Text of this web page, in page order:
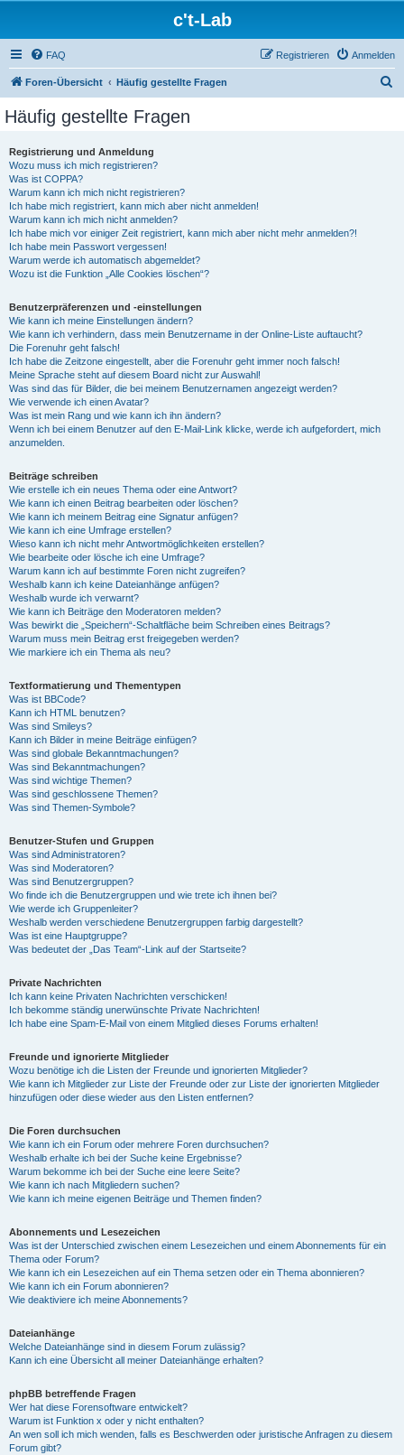
c't-Lab
FAQ Anmelden
Registrieren
Foren-Übersicht Häufig gestellte Fragen
Häufig gestellte Fragen
Registrierung und Anmeldung
Wozu muss ich mich registrieren?
Was ist COPPA?
Warum kann ich mich nicht registrieren?
Ich habe mich registriert, kann mich aber nicht anmelden!
Warum kann ich mich nicht anmelden?
Ich habe mich vor einiger Zeit registriert, kann mich aber nicht mehr anmelden?!
Ich habe mein Passwort vergessen!
Warum werde ich automatisch abgemeldet?
Wozu ist die Funktion „Alle Cookies löschen“?
Benutzerpräferenzen und -einstellungen
Wie kann ich meine Einstellungen ändern?
Wie kann ich verhindern, dass mein Benutzername in der Online-Liste auftaucht?
Die Forenuhr geht falsch!
Ich habe die Zeitzone eingestellt, aber die Forenuhr geht immer noch falsch!
Meine Sprache steht auf diesem Board nicht zur Auswahl!
Was sind das für Bilder, die bei meinem Benutzernamen angezeigt werden?
Wie verwende ich einen Avatar?
Was ist mein Rang und wie kann ich ihn ändern?
Wenn ich bei einem Benutzer auf den E-Mail-Link klicke, werde ich aufgefordert, mich
anzumelden.
Beiträge schreiben
Wie erstelle ich ein neues Thema oder eine Antwort?
Wie kann ich einen Beitrag bearbeiten oder löschen?
Wie kann ich meinem Beitrag eine Signatur anfügen?
Wie kann ich eine Umfrage erstellen?
Wieso kann ich nicht mehr Antwortmöglichkeiten erstellen?
Wie bearbeite oder lösche ich eine Umfrage?
Warum kann ich auf bestimmte Foren nicht zugreifen?
Weshalb kann ich keine Dateianhänge anfügen?
Weshalb wurde ich verwarnt?
Wie kann ich Beiträge den Moderatoren melden?
Was bewirkt die „Speichern“-Schaltfläche beim Schreiben eines Beitrags?
Warum muss mein Beitrag erst freigegeben werden?
Wie markiere ich ein Thema als neu?
Textformatierung und Thementypen
Was ist BBCode?
Kann ich HTML benutzen?
Was sind Smileys?
Kann ich Bilder in meine Beiträge einfügen?
Was sind globale Bekanntmachungen?
Was sind Bekanntmachungen?
Was sind wichtige Themen?
Was sind geschlossene Themen?
Was sind Themen-Symbole?
Benutzer-Stufen und Gruppen
Was sind Administratoren?
Was sind Moderatoren?
Was sind Benutzergruppen?
Wo finde ich die Benutzergruppen und wie trete ich ihnen bei?
Wie werde ich Gruppenleiter?
Weshalb werden verschiedene Benutzergruppen farbig dargestellt?
Was ist eine Hauptgruppe?
Was bedeutet der „Das Team“-Link auf der Startseite?
Private Nachrichten
Ich kann keine Privaten Nachrichten verschicken!
Ich bekomme ständig unerwünschte Private Nachrichten!
Ich habe eine Spam-E-Mail von einem Mitglied dieses Forums erhalten!
Freunde und ignorierte Mitglieder
Wozu benötige ich die Listen der Freunde und ignorierten Mitglieder?
Wie kann ich Mitglieder zur Liste der Freunde oder zur Liste der ignorierten Mitglieder
hinzufügen oder diese wieder aus den Listen entfernen?
Die Foren durchsuchen
Wie kann ich ein Forum oder mehrere Foren durchsuchen?
Weshalb erhalte ich bei der Suche keine Ergebnisse?
Warum bekomme ich bei der Suche eine leere Seite?
Wie kann ich nach Mitgliedern suchen?
Wie kann ich meine eigenen Beiträge und Themen finden?
Abonnements und Lesezeichen
Was ist der Unterschied zwischen einem Lesezeichen und einem Abonnements für ein
Thema oder Forum?
Wie kann ich ein Lesezeichen auf ein Thema setzen oder ein Thema abonnieren?
Wie kann ich ein Forum abonnieren?
Wie deaktiviere ich meine Abonnements?
Dateianhänge
Welche Dateianhänge sind in diesem Forum zulässig?
Kann ich eine Übersicht all meiner Dateianhänge erhalten?
phpBB betreffende Fragen
Wer hat diese Forensoftware entwickelt?
Warum ist Funktion x oder y nicht enthalten?
An wen soll ich mich wenden, falls es Beschwerden oder juristische Anfragen zu diesem
Forum gibt?